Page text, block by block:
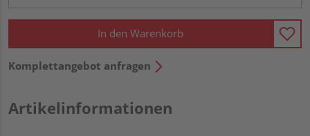
In den Warenkorb
Komplettangebot anfragen
Artikelinformationen